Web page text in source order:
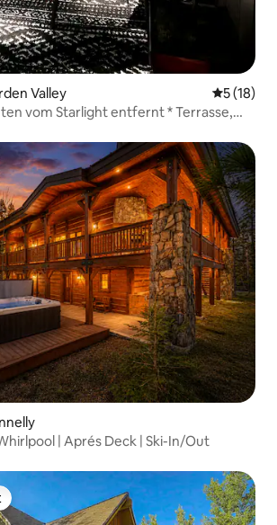
Valley
5 (18)
vom Starlight entfernt * Terrasse,
| Aprés Deck | Ski-In/Out